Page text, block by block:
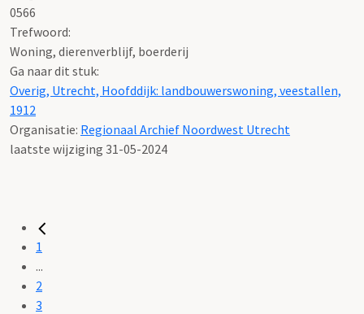
0566
Trefwoord:
Woning, dierenverblijf, boerderij
Ga naar dit stuk:
Overig, Utrecht, Hoofddijk: landbouwerswoning, veestallen,
1912
Organisatie: Regionaal Archief Noordwest Utrecht
laatste wijziging 31-05-2024
1
...
2
3